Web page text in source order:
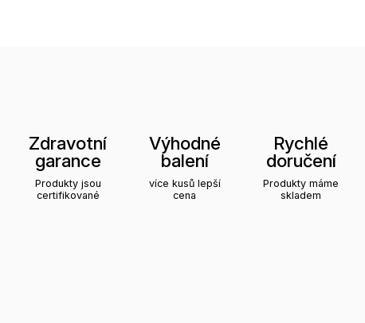
Zdravotní
garance
Produkty jsou
certifikované
Výhodné
balení
více kusů lepší
cena
Rychlé
doručení
Produkty máme
skladem